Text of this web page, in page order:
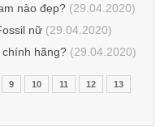
nào đẹp?(29.04.2020)
nữ(29.04.2020)
hãng?(29.04.2020)
9 10 11 12 13